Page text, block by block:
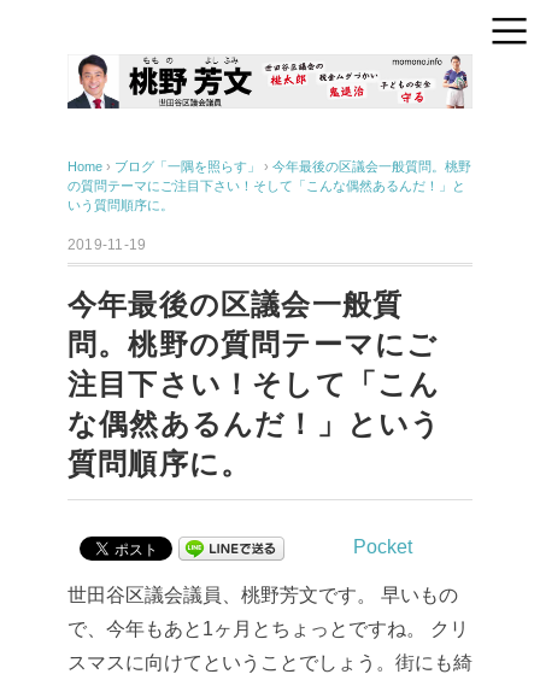
Home › ブログ「一隅を照らす」 › 今年最後の区議会一般質問。桃野
の質問テーマにご注目下さい！そして「こんな偶然あるんだ！」と
いう質問順序に。
2019-11-19
今年最後の区議会一般質
問。桃野の質問テーマにご
注目下さい！そして「こん
な偶然あるんだ！」という
質問順序に。
Pocket
世田谷区議会議員、桃野芳文です。
早いもの
で、今年もあと1ヶ月とちょっとですね。
クリ
スマスに向けてということでしょう。街にも綺